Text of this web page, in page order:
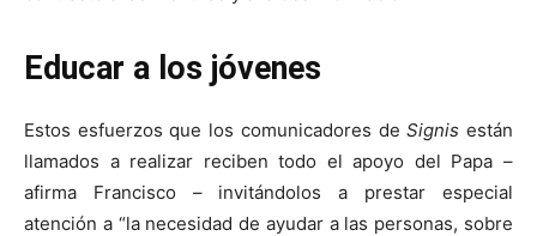
Educar a los jóvenes
Estos esfuerzos que los comunicadores deSignis están
llamados a realizar reciben todo el apoyo del Papa –
afirma Francisco – invitándolos a prestar especial
atención a “la necesidad de ayudar a las personas, sobre